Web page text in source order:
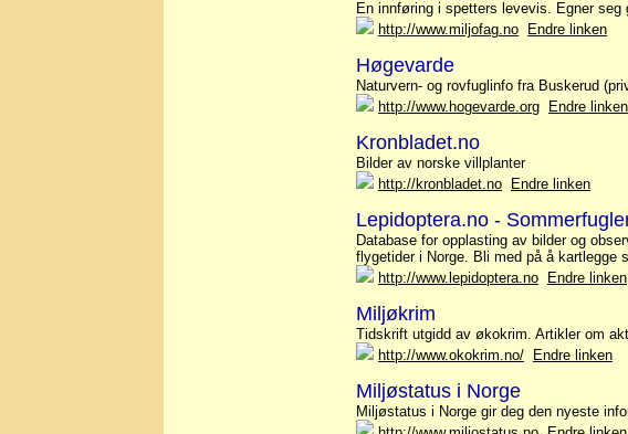
En innføring i spetters levevis. Egner
http://www.miljofag.no
Endre linken
Høgevarde
Naturvern- og rovfuglinfo fra Buskerud
http://www.hogevarde.org
Endre linken
Kronbladet.no
Bilder av norske villplanter
http://kronbladet.no
Endre linken
Lepidoptera.no -
Database for opplasting av bilder og
flygetider i Norge. Bli med på å kartlegge
http://www.lepidoptera.no
Endre linken
Miljøkrim
Tidskrift utgidd av økokrim. Artikler om
http://www.okokrim.no/
Endre linken
Miljøstatus i Norge
Miljøstatus i Norge gir deg den nyeste